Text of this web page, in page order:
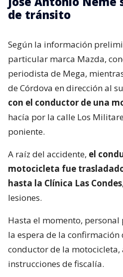
de tránsito
Según la información
particular marca Mazda,
periodista de Mega,
de Córdova en dirección al
con el conductor de una
hacía por la calle Los
poniente.
A raíz del accidente, el
motocicleta fue
hasta la Clínica Las Condes
lesiones.
Hasta el momento,
la espera de la confirmación
conductor de la motocicleta,
instrucciones de fiscalía.